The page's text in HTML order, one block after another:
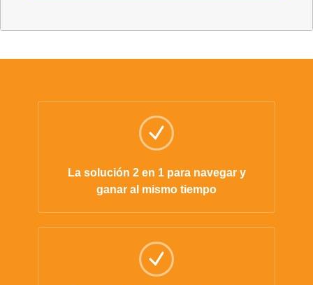
La solución 2 en 1 para navegar y
ganar al mismo tiempo